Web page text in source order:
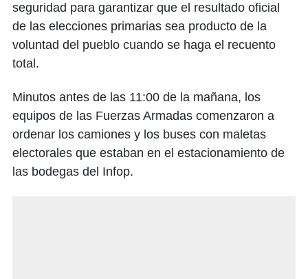
seguridad para garantizar que el resultado oficial
de las elecciones primarias sea producto de la
voluntad del pueblo cuando se haga el recuento
total.
Minutos antes de las 11:00 de la mañana, los
equipos de las Fuerzas Armadas comenzaron a
ordenar los camiones y los buses con maletas
electorales que estaban en el estacionamiento de
las bodegas del Infop.